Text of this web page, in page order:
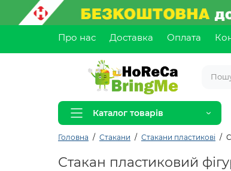
Про нас Доставка Оплата
Каталог товарів
Головна Стакани Стакани пластикові
Стакан пластиковий